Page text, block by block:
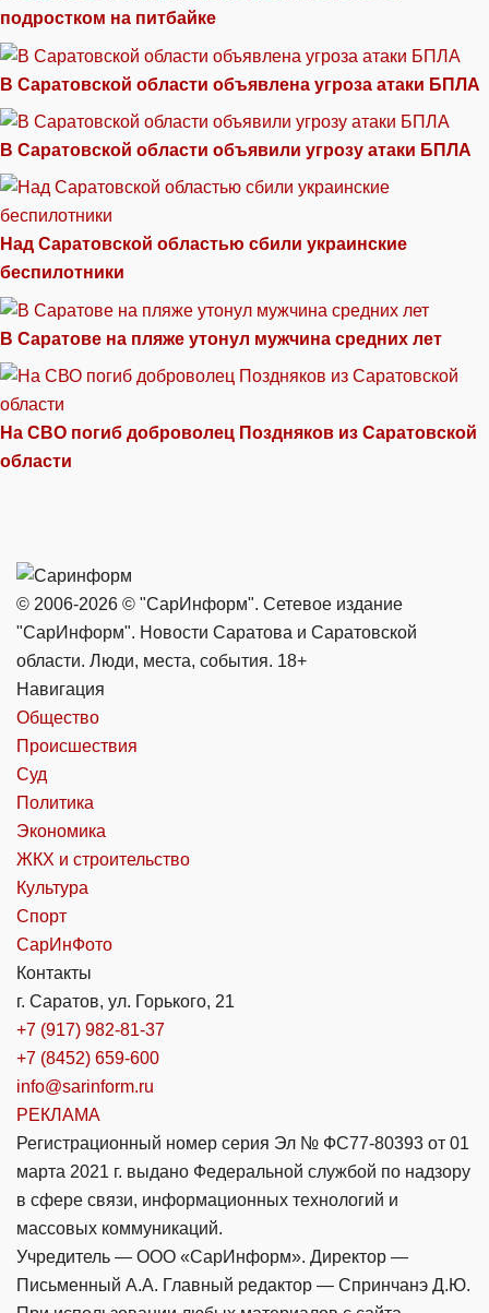
подростком на питбайке
В Саратовской области объявлена угроза атаки БПЛА
В Саратовской области объявили угрозу атаки БПЛА
Над Саратовской областью сбили украинские
беспилотники
В Саратове на пляже утонул мужчина средних лет
На СВО погиб доброволец Поздняков из Саратовской
области
© 2006-2026 © "СарИнформ". Сетевое издание
"СарИнформ". Новости Саратова и Саратовской
области. Люди, места, события. 18+
Навигация
Общество
Происшествия
Суд
Политика
Экономика
ЖКХ и строительство
Культура
Спорт
СарИнФото
Контакты
г. Саратов, ул. Горького, 21
+7 (917) 982-81-37
+7 (8452) 659-600
info@sarinform.ru
РЕКЛАМА
Регистрационный номер серия Эл № ФС77-80393 от 01
марта 2021 г. выдано Федеральной службой по надзору
в сфере связи, информационных технологий и
массовых коммуникаций.
Учредитель — ООО «СарИнформ». Директор —
Письменный А.А. Главный редактор — Спринчанэ Д.Ю.